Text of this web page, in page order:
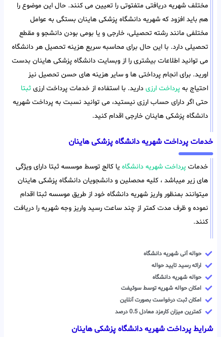
مختلف شهریه دریافتی متفتوتی را تعیین می کنند. حال این موضوع را
هم باید افزود که شهریه دانشگاه پزشکی هاینان بستگی به عوامل
مختلفی مانند رشته تحصیلی، خارجی و یا بومی بودن دانشجو و مقطع
تحصیلی دارد. با این حال برای محاسبه سریع هزینه تحصیل هر دانشگاه
می توانید اطلاعات بیشتری را از وبسایت دانشگاه پزشکی هاینان بدست
اورید. برای انجام پرداختی ها و سایر هزینه های حسن تحصیل نیز
احتیاج به پرداخت ارزی دارید. با استفاده از خدمات پرداخت ارزی ثبتا
حتی اگر دارای حساب ارزی نیستید، می توانید نسبت به پرداخت شهریه
دانشگاه پزشکی هاینان خارجی اقدام کنید.
خدمات پرداخت شهریه دانشگاه پزشکی هاینان
خدمات پرداخت شهریه دانشگاه یا کالج توسط موسسه ثبتا دارای ویژگی
های زیر میباشد ، کلیه محصلین و دانشجویان دانشگاه پزشکی هاینان
میتوانند بمنظور واریز شهریه دانشگاه خود از طریق موسسه ثبتا اقدام
نموده و ظرف مدت کمتر از چند ساعت رسید واریز وجه شهریه را دریافت
کنند.
حواله آنی شهریه دانشگاه
ارائه رسید تایید حواله
حواله شهریه دانشگاه
امکان حواله شهریه توسط سوئیفت
امکان ثبت درخواست بصورت آنلاین
کمترین میزان کارمزد معادل 0.5 درصد
شرایط پرداخت شهریه دانشگاه پزشکی هاینان